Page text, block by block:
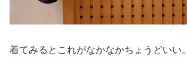
着てみるとこれがなかなかちょうどいい。